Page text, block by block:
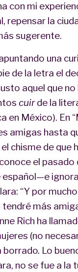
con mi
repensar la
sugerente.
una
de la letra el
aquel que
cuirde la
en México). En
amigas hasta
chisme de que
el
“Y por
más
Rich ha
(no
Lo
no se fue a la